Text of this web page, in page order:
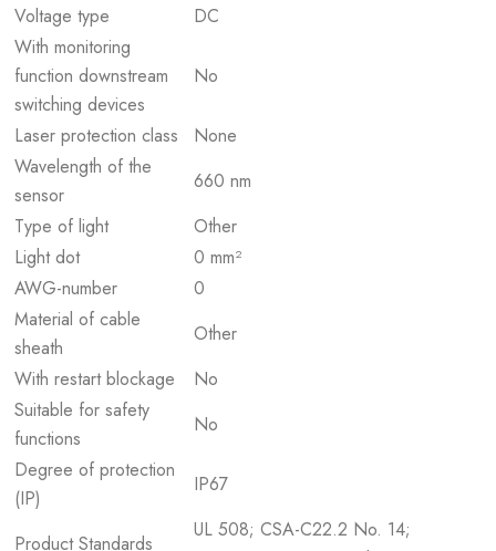
Voltage type
DC
With monitoring
function downstream
switching devices
No
Laser protection class
None
Wavelength of the
sensor
660 nm
Type of light
Other
Light dot
0 mm²
AWG-number
0
Material of cable
sheath
Other
With restart blockage
No
Suitable for safety
functions
No
Degree of protection
(IP)
IP67
Product Standards
UL 508; CSA-C22.2 No. 14;